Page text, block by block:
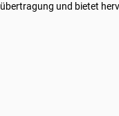
und bietet